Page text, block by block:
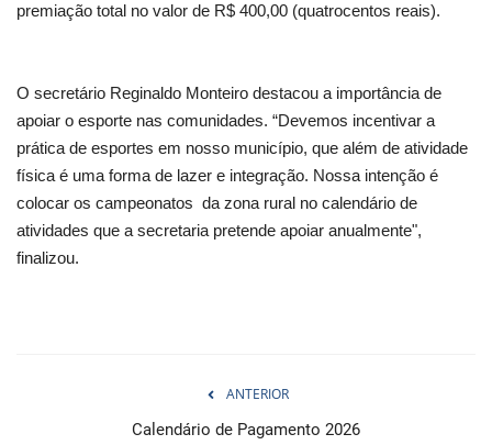
premiação total no valor de R$ 400,00 (quatrocentos reais).
O secretário Reginaldo Monteiro destacou a importância de
apoiar o esporte nas comunidades. “Devemos incentivar a
prática de esportes em nosso município, que além de atividade
física é uma forma de lazer e integração. Nossa intenção é
colocar os campeonatos da zona rural no calendário de
atividades que a secretaria pretende apoiar anualmente",
finalizou.
ANTERIOR
Calendário de Pagamento 2026